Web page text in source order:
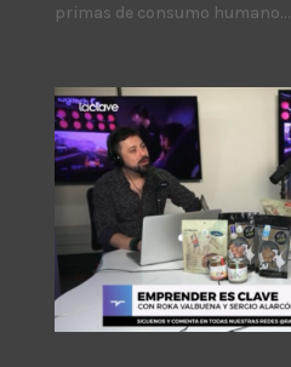
primas de consumo humano...